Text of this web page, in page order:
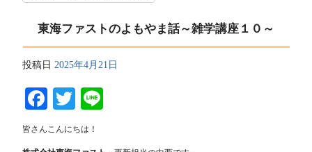
東海ファストのよもやま話～雑学講座１０～
投稿日 2025年4月21日
Facebook
Twitter
皆さんこんにちは！